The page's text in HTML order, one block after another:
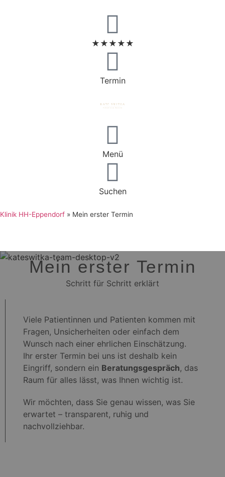
★★★★★
Termin
Menü
Suchen
Klinik HH-Eppendorf » Mein erster Termin
Mein erster Termin
Schritt für Schritt erklärt
Viele Patientinnen und Patienten kommen mit
Fragen, Unsicherheiten oder einfach dem
Wunsch nach einer ehrlichen Einschätzung.
Ihr erster Termin bei uns ist deshalb kein
Eingriff, sondern ein Beratungsgespräch, das
Raum für alles lässt, was Ihnen wichtig ist.
Wir möchten, dass Sie genau wissen, was Sie
erwartet – transparent, ruhig und
nachvollziehbar.